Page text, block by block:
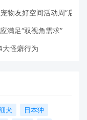
物友好空间活动周”启动
满足“双视角需求”
大怪癖行为
犬
日本狆